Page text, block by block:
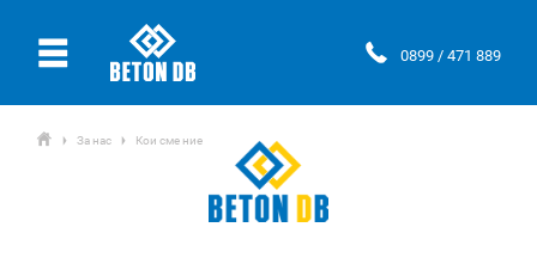
Ÿ 0899 / 471 889
ŷ Ţ За нас Ţ Кои сме ние